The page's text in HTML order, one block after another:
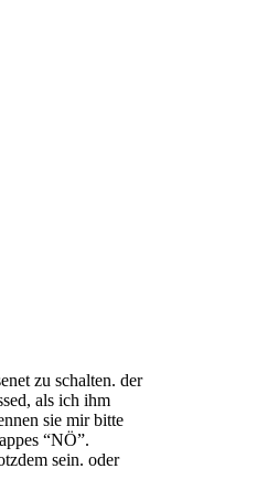
zu schalten. der
als ich ihm
sie mir bitte
“NÖ”.
sein. oder